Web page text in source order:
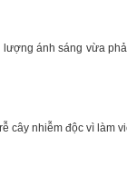
ánh sáng vừa
cây nhiễm độc vì làm